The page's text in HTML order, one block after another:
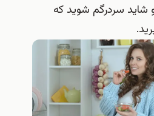
سردرگم شوید که